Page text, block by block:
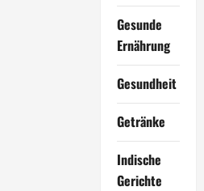
Gesunde
Ernährung
Gesundheit
Getränke
Indische
Gerichte